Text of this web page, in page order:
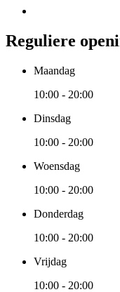
Reguliere
Maandag
10:00 - 20:00
Dinsdag
10:00 - 20:00
Woensdag
10:00 - 20:00
Donderdag
10:00 - 20:00
Vrijdag
10:00 - 20:00